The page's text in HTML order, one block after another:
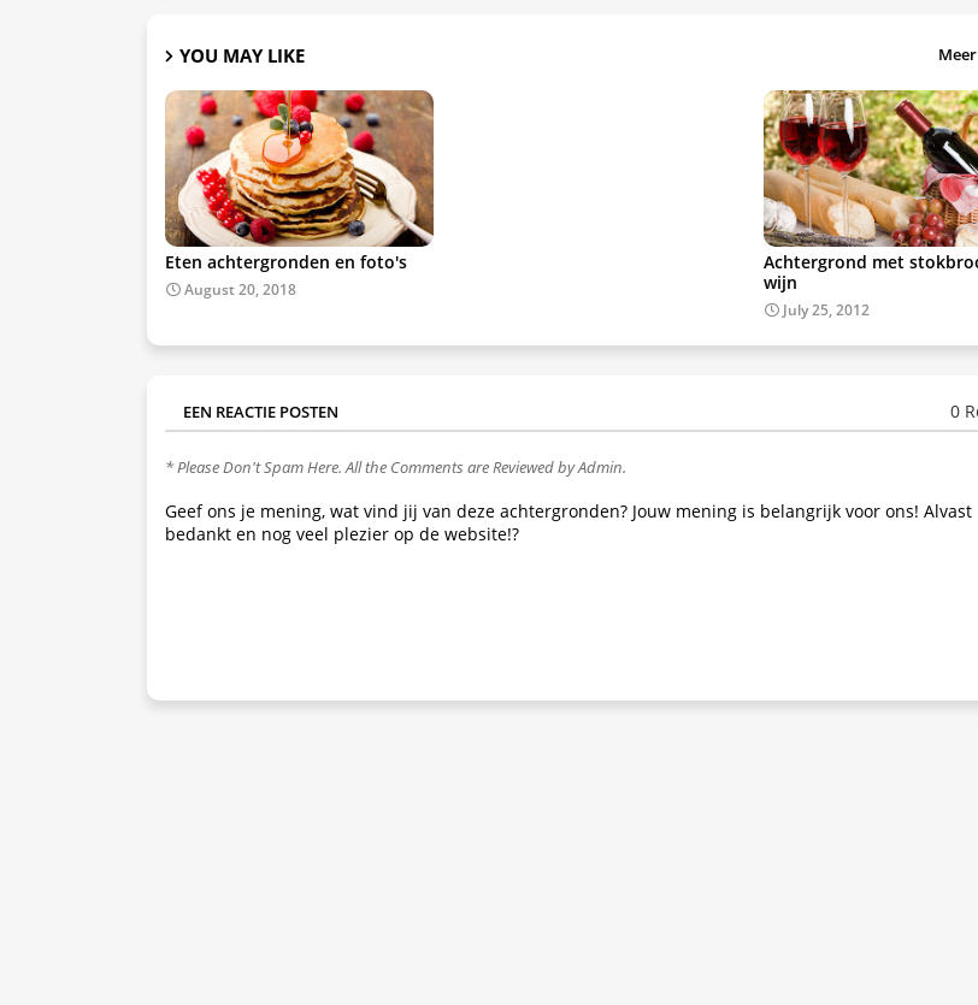
YOU MAY LIKE
Eten achtergronden en foto's
August 20, 2018
Achtergrond met
wijn
July 25, 2012
EEN REACTIE POSTEN 0
* Please Don't Spam Here. All the Comments are Reviewed by Admin.
Geef ons je mening, wat vind jij van deze achtergronden? Jouw mening is belangrijk voor ons! Alvast
bedankt en nog veel plezier op de website!?